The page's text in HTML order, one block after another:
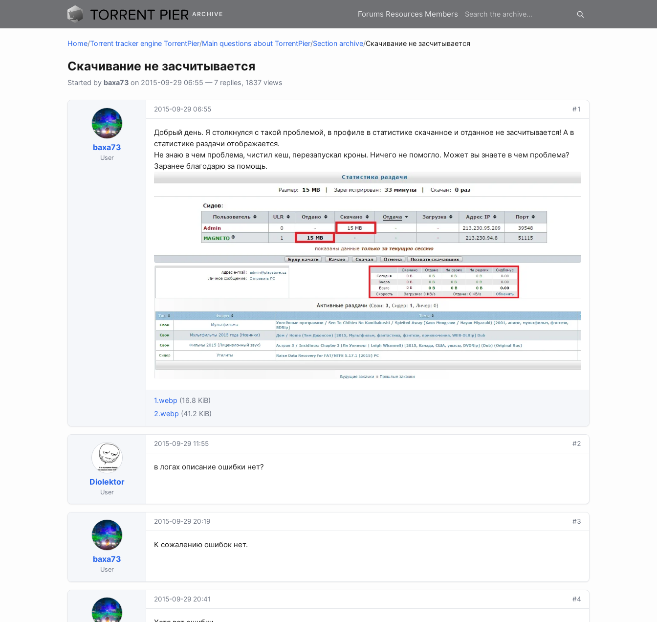
ARCHIVE Forums Resources Members
Home/Torrent tracker engine TorrentPier/Main questions about TorrentPier/Section archive/Скачивание не засчитывается
Скачивание не засчитывается
Started by baxa73 on 2015-09-29 06:55 — 7 replies, 1837 views
baxa73
User
2015-09-29 06:55 #1
Добрый день. Я столкнулся с такой проблемой, в профиле в статистике скачанное и отданное не засчитывается! А в
статистике раздачи отображается.
Не знаю в чем проблема, чистил кеш, перезапускал кроны. Ничего не помогло. Может вы знаете в чем проблема?
Заранее благодарю за помощь.
1.webp (16.8 KiB)
2.webp (41.2 KiB)
Diolektor
User
2015-09-29 11:55 #2
в логах описание ошибки нет?
baxa73
User
2015-09-29 20:19 #3
К сожалению ошибок нет.
2015-09-29 20:41 #4